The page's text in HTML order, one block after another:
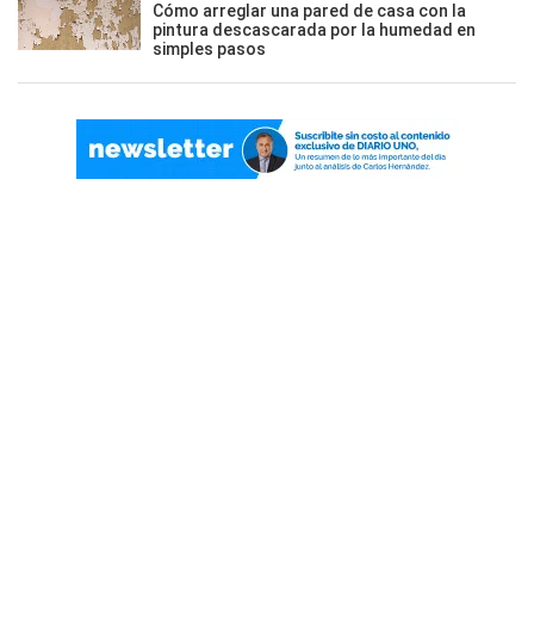
Cómo arreglar una pared de casa con la
pintura descascarada por la humedad en
simples pasos